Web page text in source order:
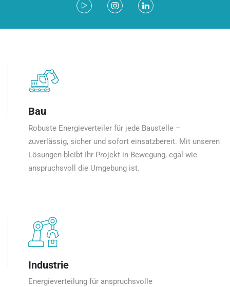
Bau
Robuste Energieverteiler für jede Baustelle –
zuverlässig, sicher und sofort einsatzbereit. Mit unseren
Lösungen bleibt Ihr Projekt in Bewegung, egal wie
anspruchsvoll die Umgebung ist.
Industrie
Energieverteilung für anspruchsvolle